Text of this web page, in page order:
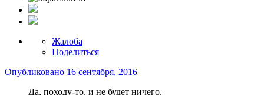
Жалоба
Поделиться
Опубликовано 16 сентября, 2016
Да, походу-то, и не будет ничего.